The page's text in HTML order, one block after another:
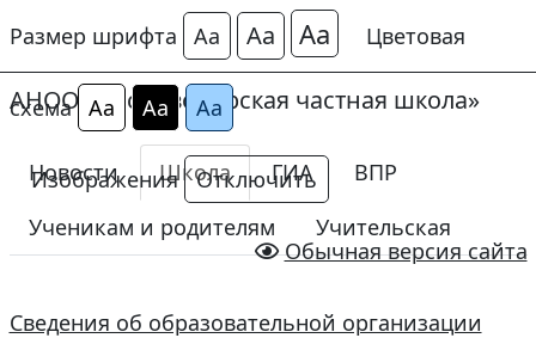
Размер шрифта Аа Аа Аа Цветовая
схема Аа Аа Аа
Изображения Отключить
Обычная версия сайта
АНОО «Сосновоборская частная школа»
Новости Школа ГИА
ВПР
Ученикам и родителям
Учительская
Сведения об образовательной организации